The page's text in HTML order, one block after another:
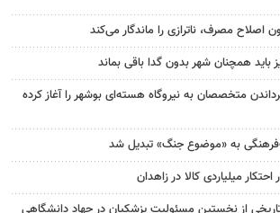
اصلاح مصرف، ناترازی را ماندگار می‌کند
همچنان شهر بدون گدا باقی بماند
متخصصان به نیروگاه هسته‌ای بوشهر را آغاز کرده
به «موضوع جنگ» تبدیل شد
میلیاردی کالا در زاهدان